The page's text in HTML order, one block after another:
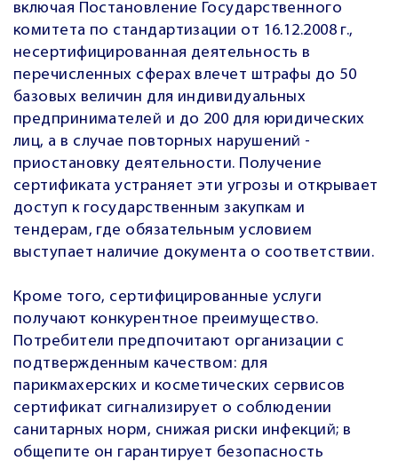
включая Постановление Государственного
комитета по стандартизации от 16.12.2008 г.,
несертифицированная деятельность в
перечисленных сферах влечет штрафы до 50
базовых величин для индивидуальных
предпринимателей и до 200 для юридических
лиц, а в случае повторных нарушений -
приостановку деятельности. Получение
сертификата устраняет эти угрозы и открывает
доступ к государственным закупкам и
тендерам, где обязательным условием
выступает наличие документа о соответствии.
Кроме того, сертифицированные услуги
получают конкурентное преимущество.
Потребители предпочитают организации с
подтвержденным качеством: для
парикмахерских и косметических сервисов
сертификат сигнализирует о соблюдении
санитарных норм, снижая риски инфекций; в
общепите он гарантирует безопасность